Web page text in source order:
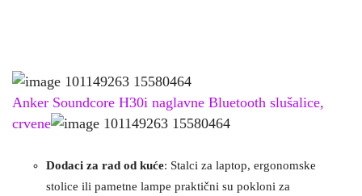
Anker Soundcore H30i naglavne Bluetooth slušalice,
crvene
Dodaci za rad od kuće: Stalci za laptop, ergonomske
stolice ili pametne lampe praktični su pokloni za